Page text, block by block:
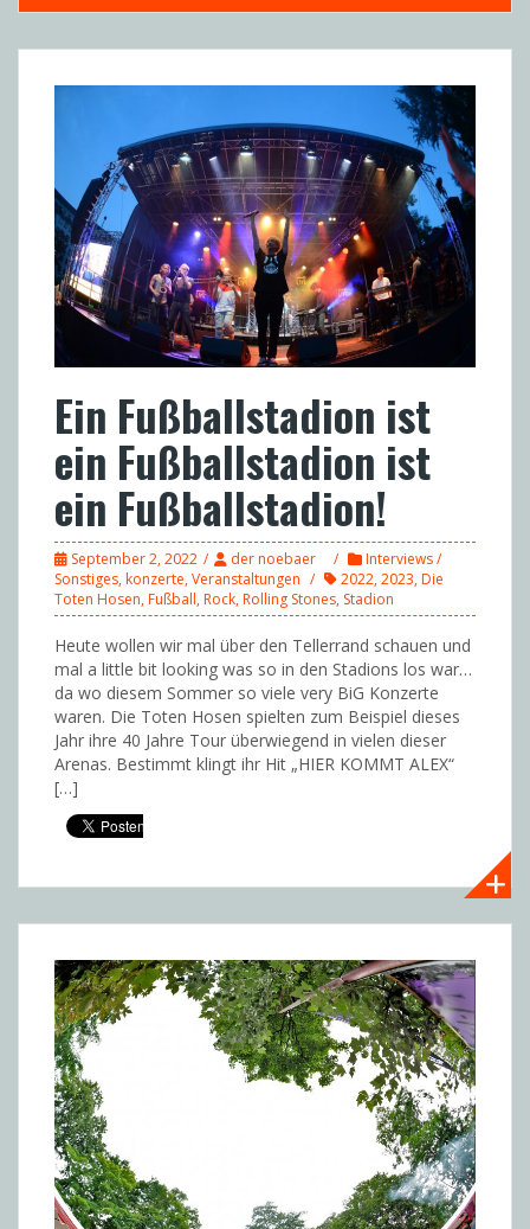
Ein Fußballstadion ist
ein Fußballstadion ist
ein Fußballstadion!
September 2, 2022 der noebaer
Interviews /
Sonstiges,konzerte,Veranstaltungen 2022,2023,Die
Toten Hosen,Fußball,Rock,Rolling Stones, Stadion
Heute wollen wir mal über den Tellerrand schauen und
mal a little bit looking was so in den Stadions los war…
da wo diesem Sommer so viele very BiG Konzerte
waren. Die Toten Hosen spielten zum Beispiel dieses
Jahr ihre 40 Jahre Tour überwiegend in vielen dieser
Arenas. Bestimmt klingt ihr Hit „HIER KOMMT ALEX“
[…]